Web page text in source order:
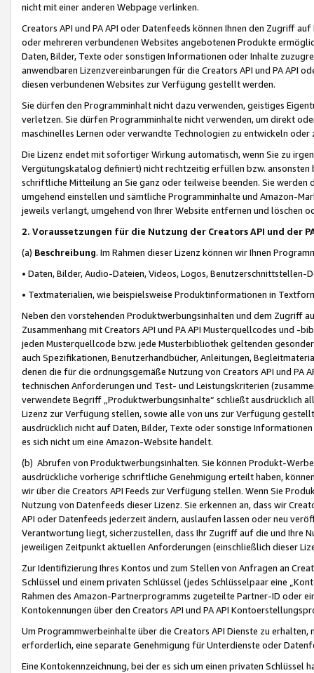
nicht mit einer anderen Webpage verlinken.
Creators API und PA API oder Datenfeeds können Ihnen den Zugriff
oder mehreren verbundenen Websites angebotenen Produkte
Daten, Bilder, Texte oder sonstigen Informationen oder Inhalte
anwendbaren Lizenzvereinbarungen für die Creators API und PA API
diesen verbundenen Websites zur Verfügung gestellt werden.
Sie dürfen den Programminhalt nicht dazu verwenden, geistiges
verletzen. Sie dürfen Programminhalte nicht verwenden, um direkt
maschinelles Lernen oder verwandte Technologien zu entwickeln
Die Lizenz endet mit sofortiger Wirkung automatisch, wenn Sie zu
Vergütungskatalog definiert) nicht rechtzeitig erfüllen bzw. ansonsten
schriftliche Mitteilung an Sie ganz oder teilweise beenden. Sie werden
umgehend einstellen und sämtliche Programminhalte und Amazon-
jeweils verlangt, umgehend von Ihrer Website entfernen und löschen
2. Voraussetzungen für die Nutzung der Creators API und der
(a) Beschreibung. Im Rahmen dieser Lizenz können wir Ihnen
• Daten, Bilder, Audio-Dateien, Videos, Logos, Benutzerschnittstellen-
• Textmaterialien, wie beispielsweise Produktinformationen in
Neben den vorstehenden Produktwerbungsinhalten und dem Zugriff
Zusammenhang mit Creators API und PA API Musterquellcodes und
jeden Musterquellcode bzw. jede Musterbibliothek geltenden
auch Spezifikationen, Benutzerhandbücher, Anleitungen,
denen die für die ordnungsgemäße Nutzung von Creators API und PA
technischen Anforderungen und Test- und Leistungskriterien
verwendete Begriff „Produktwerbungsinhalte“ schließt ausdrücklich
Lizenz zur Verfügung stellen, sowie alle von uns zur Verfügung
ausdrücklich nicht auf Daten, Bilder, Texte oder sonstige
es sich nicht um eine Amazon-Website handelt.
(b) Abrufen von Produktwerbungsinhalten. Sie können Produkt-
ausdrückliche vorherige schriftliche Genehmigung erteilt haben,
wir über die Creators API Feeds zur Verfügung stellen. Wenn Sie
Nutzung von Datenfeeds dieser Lizenz. Sie erkennen an, dass wir
API oder Datenfeeds jederzeit ändern, auslaufen lassen oder neu
Verantwortung liegt, sicherzustellen, dass Ihr Zugriff auf die und Ihre
jeweiligen Zeitpunkt aktuellen Anforderungen (einschließlich dieser
Zur Identifizierung Ihres Kontos und zum Stellen von Anfragen an
Schlüssel und einem privaten Schlüssel (jedes Schlüsselpaar eine
Rahmen des Amazon-Partnerprogramms zugeteilte Partner-ID oder
Kontokennungen über den Creators API und PA API
Um Programmwerbeinhalte über die Creators API Dienste zu
erforderlich, eine separate Genehmigung für Unterdienste oder
Eine Kontokennzeichnung, bei der es sich um einen privaten